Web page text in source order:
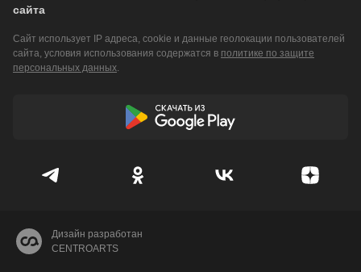
сайта
Сайт использует IP адреса, cookie и данные геолокации пользователей
сайта, условия использования содержатся в политике по защите
персональных данных.
Дизайн разработан
CENTROARTS